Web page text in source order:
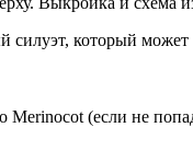
силуэт, который
(если не